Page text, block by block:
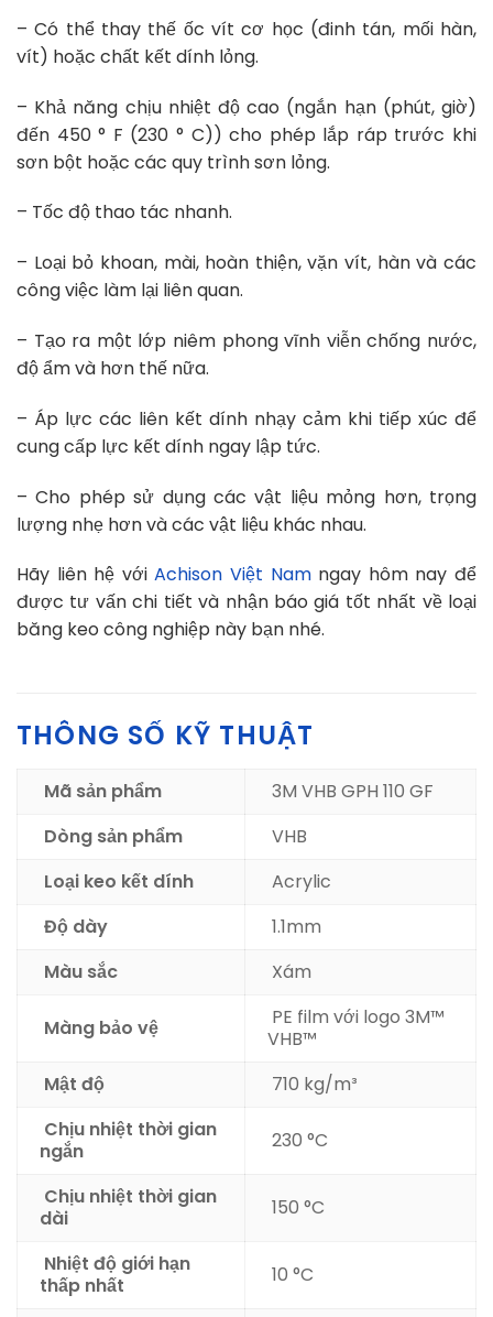
– Có thể thay thế ốc vít cơ học (đinh tán, mối hàn,
vít) hoặc chất kết dính lỏng.
– Khả năng chịu nhiệt độ cao (ngắn hạn (phút, giờ)
đến 450 ° F (230 ° C)) cho phép lắp ráp trước khi
sơn bột hoặc các quy trình sơn lỏng.
– Tốc độ thao tác nhanh.
– Loại bỏ khoan, mài, hoàn thiện, vặn vít, hàn và các
công việc làm lại liên quan.
– Tạo ra một lớp niêm phong vĩnh viễn chống nước,
độ ẩm và hơn thế nữa.
– Áp lực các liên kết dính nhạy cảm khi tiếp xúc để
cung cấp lực kết dính ngay lập tức.
– Cho phép sử dụng các vật liệu mỏng hơn, trọng
lượng nhẹ hơn và các vật liệu khác nhau.
Hãy liên hệ vớiAchison Việt Namngay hôm nay để
được tư vấn chi tiết và nhận báo giá tốt nhất về loại
băng keo công nghiệp này bạn nhé.
THÔNG SỐ KỸ THUẬT
Mã sản phẩm
3M VHB GPH 110 GF
Dòng sản phẩm
VHB
Loại keo kết dính
Acrylic
Độ dày
1.1mm
Màu sắc
Xám
Màng bảo vệ
PE film với logo 3M™
VHB™
Mật độ
710 kg/m³
Chịu nhiệt thời gian
ngắn
230 °C
Chịu nhiệt thời gian
dài
150 °C
Nhiệt độ giới hạn
thấp nhất
10 °C